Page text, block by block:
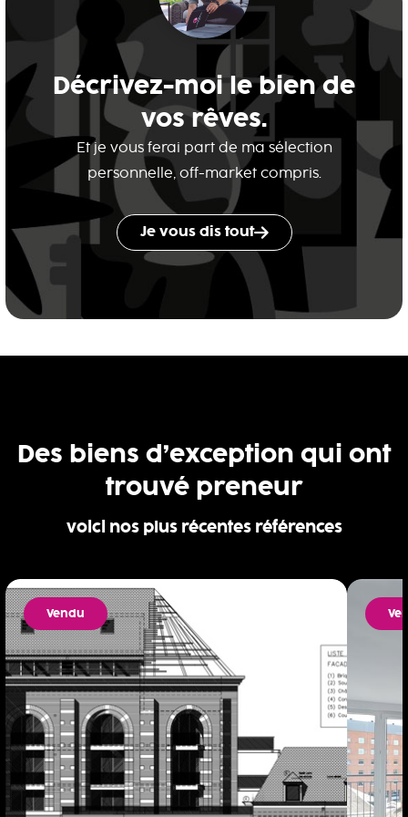
Décrivez-moi le bien de
vos rêves.
Et je vous ferai part de ma sélection
personnelle, off-market compris.
Je vous dis tout
Des biens d’exception qui ont
trouvé preneur
voici nos plus récentes références
Vendu